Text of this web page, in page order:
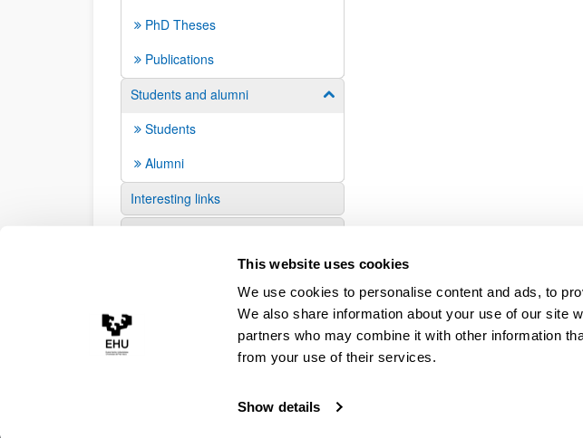
This website uses cookies
We use cookies to personalise content and ads, to
We also share information about your use of our site
partners who may combine it with other information
from your use of their services.
Show details
PhD Theses
Publications
Students and alumni
Show/hide subpages
Students
Alumni
Interesting links